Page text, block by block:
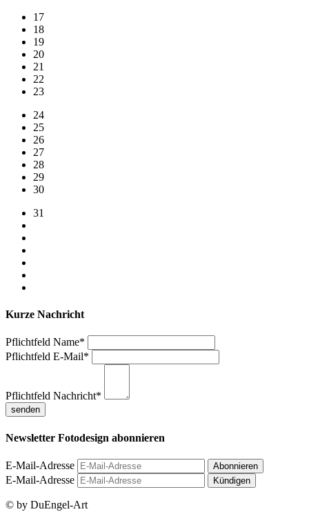
17
18
19
20
21
22
23
24
25
26
27
28
29
30
31
Kurze Nachricht
Pflichtfeld Name*
Pflichtfeld E-Mail*
Pflichtfeld Nachricht*
Newsletter Fotodesign abonnieren
E-Mail-Adresse
E-Mail-Adresse
© by DuEngel-Art